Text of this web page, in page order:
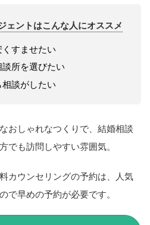
ェントはこんな人にオススメ
すませたい
所を選びたい
談がしたい
おしゃれなつくりで、結婚相談
でも訪問しやすい雰囲気。
カウンセリングの予約は、人気
で早めの予約が必要です。